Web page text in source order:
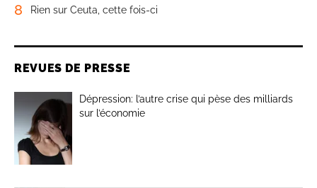
8 Rien sur Ceuta, cette fois-ci
REVUES DE PRESSE
Dépression: l’autre crise qui pèse des milliards
sur l’économie